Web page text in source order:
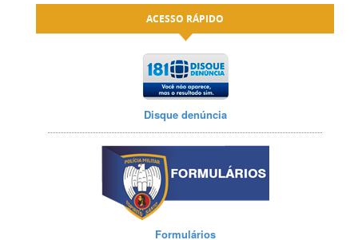
ACESSO RÁPIDO
Disque denúncia
Formulários